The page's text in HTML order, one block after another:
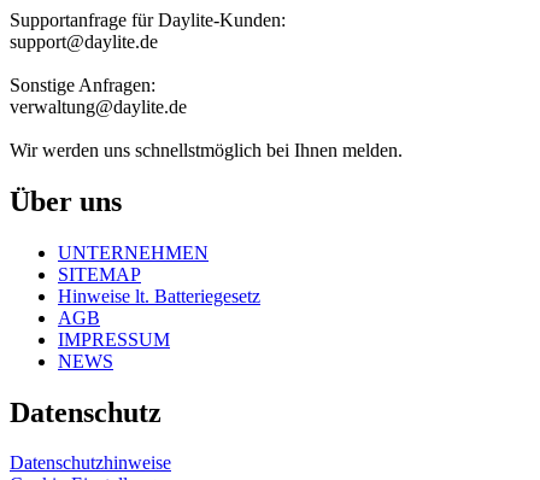
Supportanfrage für Daylite-Kunden:
support@daylite.de
Sonstige Anfragen:
verwaltung@daylite.de
Wir werden uns schnellstmöglich bei Ihnen melden.
Über uns
UNTERNEHMEN
SITEMAP
Hinweise lt. Batteriegesetz
AGB
IMPRESSUM
NEWS
Datenschutz
Datenschutzhinweise